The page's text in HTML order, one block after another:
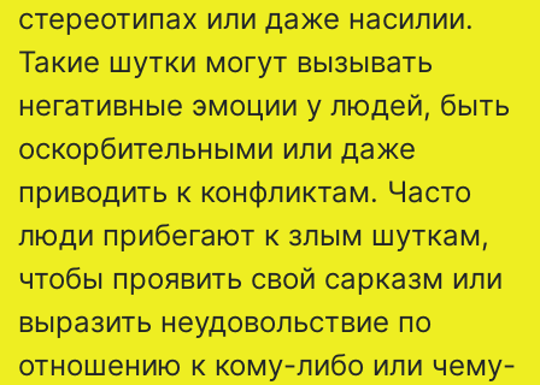
стереотипах или даже насилии.
Такие шутки могут вызывать
негативные эмоции у людей, быть
оскорбительными или даже
приводить к конфликтам. Часто
люди прибегают к злым шуткам,
чтобы проявить свой сарказм или
выразить неудовольствие по
отношению к кому-либо или чему-